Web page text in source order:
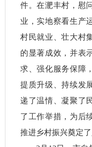
件。在淝丰村，慰
业，实地察看生产
村民就业、壮大村
的显著成效，并表
求、强化服务保障
提质升级、持续发
递了温情、凝聚了
了工作举措，为后
推进乡村振兴奠定了